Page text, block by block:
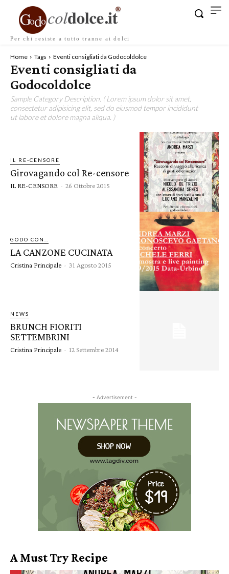
Per chi resiste a tutto tranne ai dolci
Home Tags Eventi consigliati da Godocoldolce
Eventi consigliati da
Godocoldolce
Sample Category Description. ( Lorem ipsum dolor sit amet,
consectetur adipisicing elit, sed do eiusmod tempor incididunt
ut labore et dolore magna aliqua. )
IL RE-CENSORE
Girovagando col Re-censore
IL RE-CENSORE - 26 Ottobre 2015
GODO CON..
LA CANZONE CUCINATA
Cristina Principale - 31 Agosto 2015
NEWS
BRUNCH FIORITI
SETTEMBRINI
Cristina Principale - 12 Settembre 2014
- Advertisement -
A Must Try Recipe